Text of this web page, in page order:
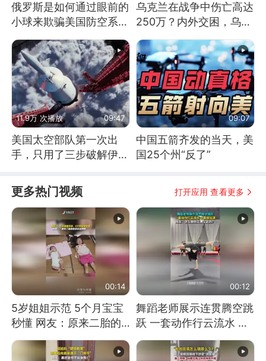
俄罗斯是如何通过眼前的
小球来欺骗美国防空系统
乌克兰在战争中伤亡高达
250万？内外交困，乌克
11.9万 次播放 09:47
美国太空部队第一次出
手，只用了三步破解伊朗
09:07
中国五箭齐发的当天，美
国25个州“反了”
更多热门视频 打开应用 查看更多
00:14
5岁姐姐示范 5个月宝宝
秒懂 网友：原来二胎的
快乐长这样
00:12
舞蹈老师展示连贯腾空跳
跃 一套动作行云流水 节
奏感拉满 网友：怎么做
到又舞又武的？